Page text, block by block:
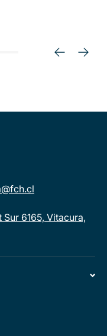
6165, Vitacura,